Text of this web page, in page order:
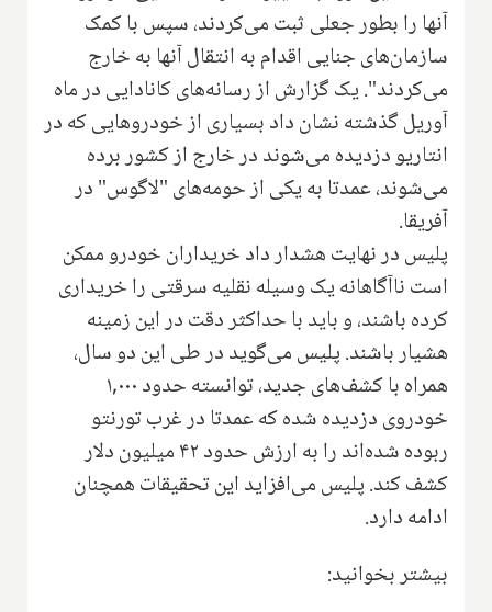
آنها را بطور جعلی ثبت می‌کردند، سپس با کمک
سازمان‌های جنایی اقدام به انتقال آنها به خارج
می‌کردند". یک گزارش از رسانه‌های کانادایی در ماه
آوریل گذشته نشان داد بسیاری از خودروهایی که در
انتاریو دزدیده می‌شوند در خارج از کشور برده
می‌شوند، عمدتا به یکی از حومه‌های "لاگوس" در
آفریقا.
پلیس در نهایت هشدار داد خریداران خودرو ممکن
است ناآگاهانه یک وسیله نقلیه سرقتی را خریداری
کرده باشند، و باید با حداکثر دقت در این زمینه
هشیار باشند. پلیس می‌گوید در طی این دو سال،
همراه با کشف‌های جدید، توانسته حدود ۱,۰۰۰
خودروی دزدیده شده که عمدتا در غرب تورنتو
ربوده شده‌اند را به ارزش حدود ۴۲ میلیون دلار
کشف کند. پلیس می‌افزاید این تحقیقات همچنان
ادامه دارد.
بیشتر بخوانید: